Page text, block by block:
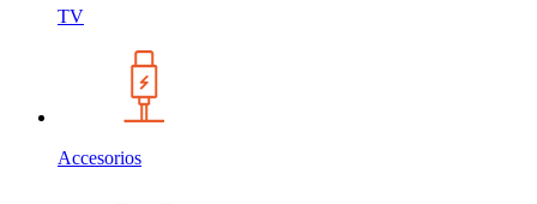
TV
Accesorios